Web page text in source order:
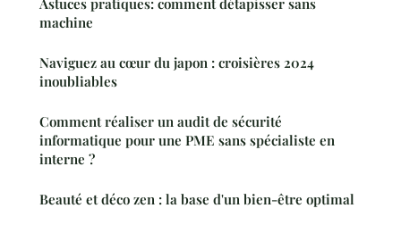
Astuces pratiques: comment détapisser sans
machine
Naviguez au cœur du japon : croisières 2024
inoubliables
Comment réaliser un audit de sécurité
informatique pour une PME sans spécialiste en
interne ?
Beauté et déco zen : la base d'un bien-être optimal